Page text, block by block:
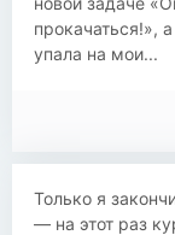
прокачаться!»,
упала на мои...
Только я
— на этот раз